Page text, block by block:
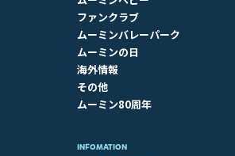
ファンクラブ
ムーミンバレーパーク
ムーミンの日
海外情報
その他
ムーミン80周年
INFOMATION